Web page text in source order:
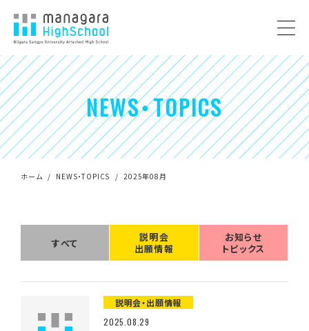
NEWS・TOPICS
ホーム NEWS・TOPICS 2025年08月
すべて
説明会
出願情報
お知らせ
トピックス
説明会・出願情報
2025.08.29